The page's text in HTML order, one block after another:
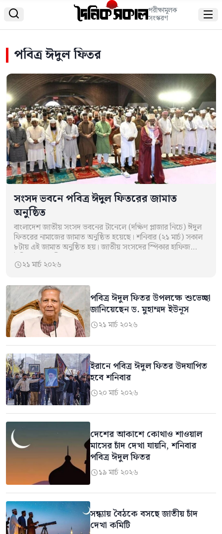
 পরীক্ষামূলক
সংস্করণ 
পবিত্র ঈদুল ফিতর
সংসদ ভবনে পবিত্র ঈদুল ফিতরের জামাত
অনুষ্ঠিত
বাংলাদেশ জাতীয় সংসদ ভবনের টানেলে (দক্ষিণ প্লাজার নিচে) ঈদুল
ফিতরের নামাজের জামাত অনুষ্ঠিত হয়েছে। শনিবার (২১ মার্চ) সকাল
৮টায় এই জামাত অনুষ্ঠিত হয়। জাতীয় সংসদের স্পিকার হাফিজ
উদ্দিন আহমদ বীর…
২১ মার্চ ২০২৬
পবিত্র ঈদুল ফিতর উপলক্ষে শুভেচ্ছা
জানিয়েছেন ড. মুহাম্মদ ইউনূস
২১ মার্চ ২০২৬
ইরানে পবিত্র ঈদুল ফিতর উদযাপিত
হবে শনিবার
২০ মার্চ ২০২৬
দেশের আকাশে কোথাও শাওয়াল
মাসের চাঁদ দেখা যায়নি, শনিবার
পবিত্র ঈদুল ফিতর
১৯ মার্চ ২০২৬
সন্ধ্যায় বৈঠকে বসছে জাতীয় চাঁদ
দেখা কমিটি